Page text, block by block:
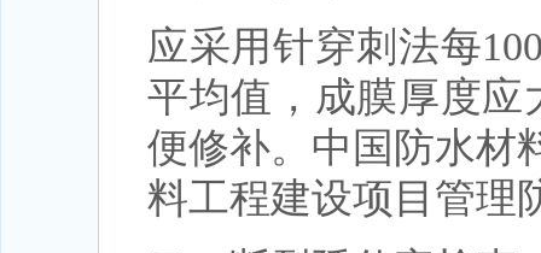
应采用针穿刺法每
平均值，成膜厚度应
便修补。中国防水材
料工程建设项目管理